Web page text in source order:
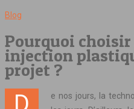
Blog
Pourquoi
injection
projet ?